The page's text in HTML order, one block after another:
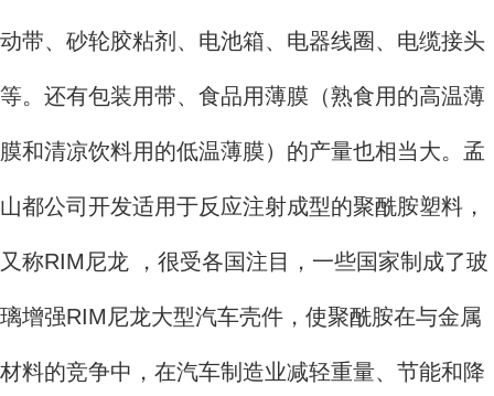
动带、砂轮胶粘剂、电池箱、电器线圈、电缆接头
等。还有包装用带、食品用薄膜（熟食用的高温薄
膜和清凉饮料用的低温薄膜）的产量也相当大。孟
山都公司开发适用于反应注射成型的聚酰胺塑料，
又称RIM尼龙 ，很受各国注目，一些国家制成了玻
璃增强RIM尼龙大型汽车壳件，使聚酰胺在与金属
材料的竞争中，在汽车制造业减轻重量、节能和降